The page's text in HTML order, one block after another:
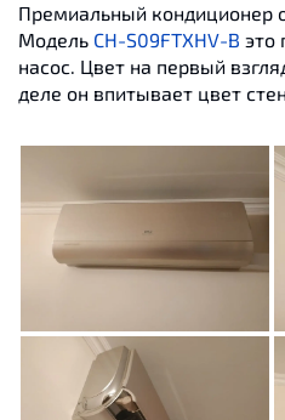
Премиальный кондиционер
Модель CH-S09FTXHV-B это
насос. Цвет на первый
деле он впитывает цвет